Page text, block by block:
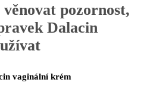
pozornost,
Dalacin
vaginální krém